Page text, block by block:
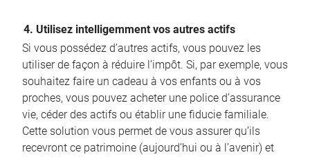
4. Utilisez intelligemment vos autres actifs
Si vous possédez d’autres actifs, vous pouvez les
utiliser de façon à réduire l’impôt. Si, par exemple, vous
souhaitez faire un cadeau à vos enfants ou à vos
proches, vous pouvez acheter une police d’assurance
vie, céder des actifs ou établir une fiducie familiale.
Cette solution vous permet de vous assurer qu’ils
recevront ce patrimoine (aujourd’hui ou à l’avenir) et